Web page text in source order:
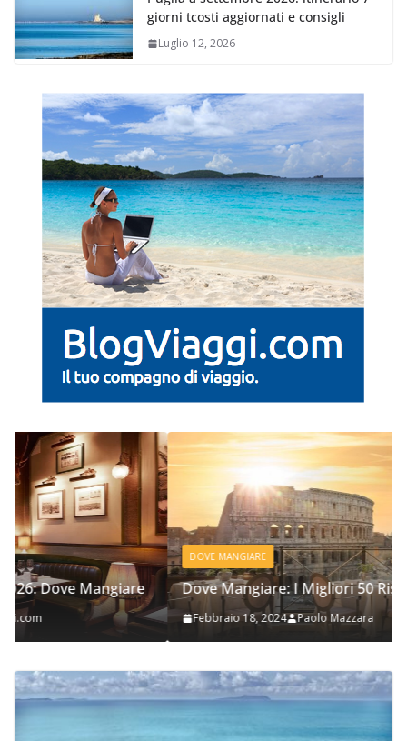
giorni tcosti aggiornati e consigli
Luglio 12, 2026
DOVE MANGIARE
Dove Mangiare: I Migliori 50 Ristoranti a Roma
Febbraio 18, 2024 Paolo Mazzara